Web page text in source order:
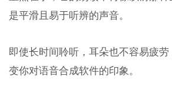
是平滑且易于听辨的声音。
即使长时间聆听，耳朵也不容易疲
变你对语音合成软件的印象。